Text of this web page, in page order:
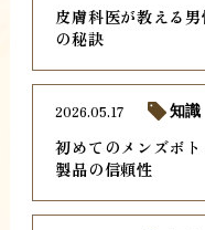
皮膚科医が教える
の秘訣
初めてのメンズボ
製品の信頼性
2026.05.17 知識